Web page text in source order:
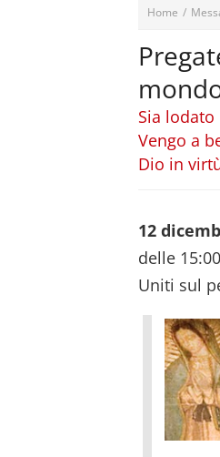
Home /
Sia
Vengo a
Dio in
12
delle
Uniti sul